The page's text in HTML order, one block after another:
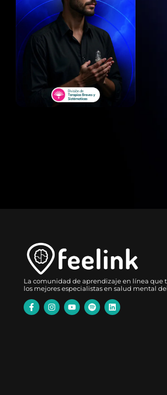
La comunidad de aprendizaje en línea que
los mejores especialistas en salud mental